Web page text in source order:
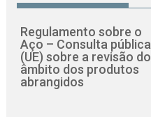
Regulamento sobre o
Aço – Consulta pública
(UE) sobre a revisão do
âmbito dos produtos
abrangidos